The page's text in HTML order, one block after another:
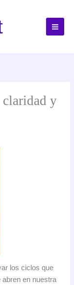
y
los ciclos que
en nuestra